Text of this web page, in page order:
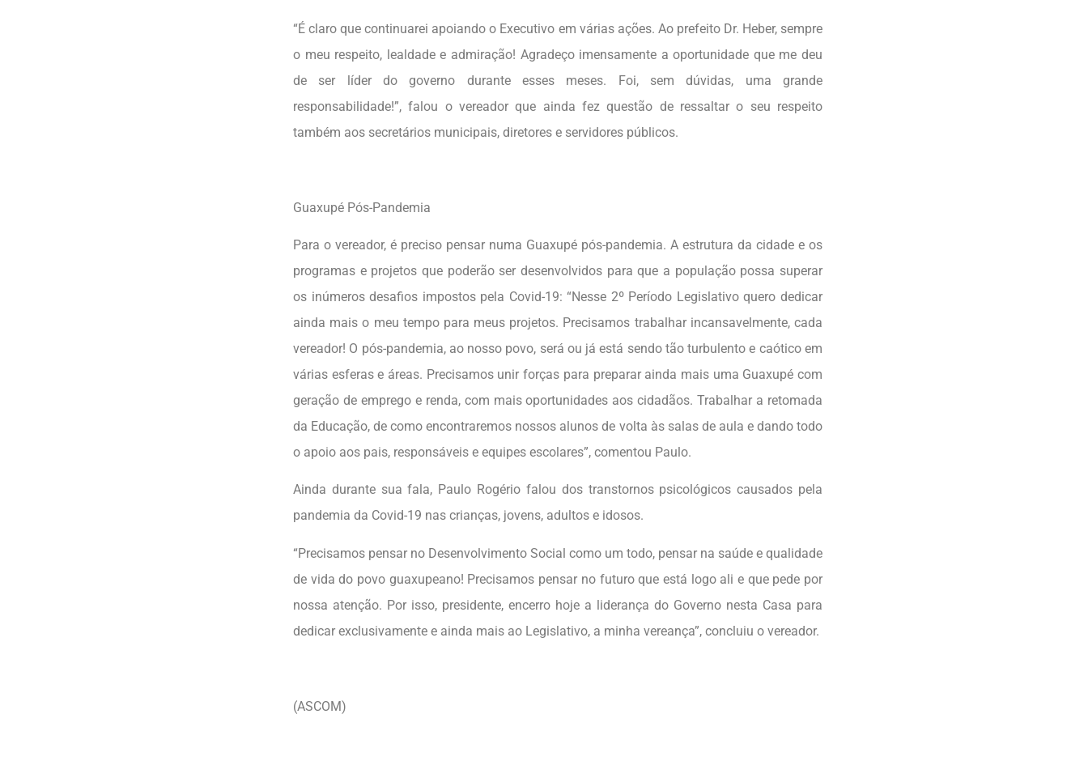
“É claro que continuarei apoiando o Executivo em várias ações. Ao prefeito Dr. Heber, sempre
o meu respeito, lealdade e admiração! Agradeço imensamente a oportunidade que me deu
de ser líder do governo durante esses meses. Foi, sem dúvidas, uma grande
responsabilidade!”, falou o vereador que ainda fez questão de ressaltar o seu respeito
também aos secretários municipais, diretores e servidores públicos.
Guaxupé Pós-Pandemia
Para o vereador, é preciso pensar numa Guaxupé pós-pandemia. A estrutura da cidade e os
programas e projetos que poderão ser desenvolvidos para que a população possa superar
os inúmeros desafios impostos pela Covid-19: “Nesse 2º Período Legislativo quero dedicar
ainda mais o meu tempo para meus projetos. Precisamos trabalhar incansavelmente, cada
vereador! O pós-pandemia, ao nosso povo, será ou já está sendo tão turbulento e caótico em
várias esferas e áreas. Precisamos unir forças para preparar ainda mais uma Guaxupé com
geração de emprego e renda, com mais oportunidades aos cidadãos. Trabalhar a retomada
da Educação, de como encontraremos nossos alunos de volta às salas de aula e dando todo
o apoio aos pais, responsáveis e equipes escolares”, comentou Paulo.
Ainda durante sua fala, Paulo Rogério falou dos transtornos psicológicos causados pela
pandemia da Covid-19 nas crianças, jovens, adultos e idosos.
“Precisamos pensar no Desenvolvimento Social como um todo, pensar na saúde e qualidade
de vida do povo guaxupeano! Precisamos pensar no futuro que está logo ali e que pede por
nossa atenção. Por isso, presidente, encerro hoje a liderança do Governo nesta Casa para
dedicar exclusivamente e ainda mais ao Legislativo, a minha vereança”, concluiu o vereador.
(ASCOM)